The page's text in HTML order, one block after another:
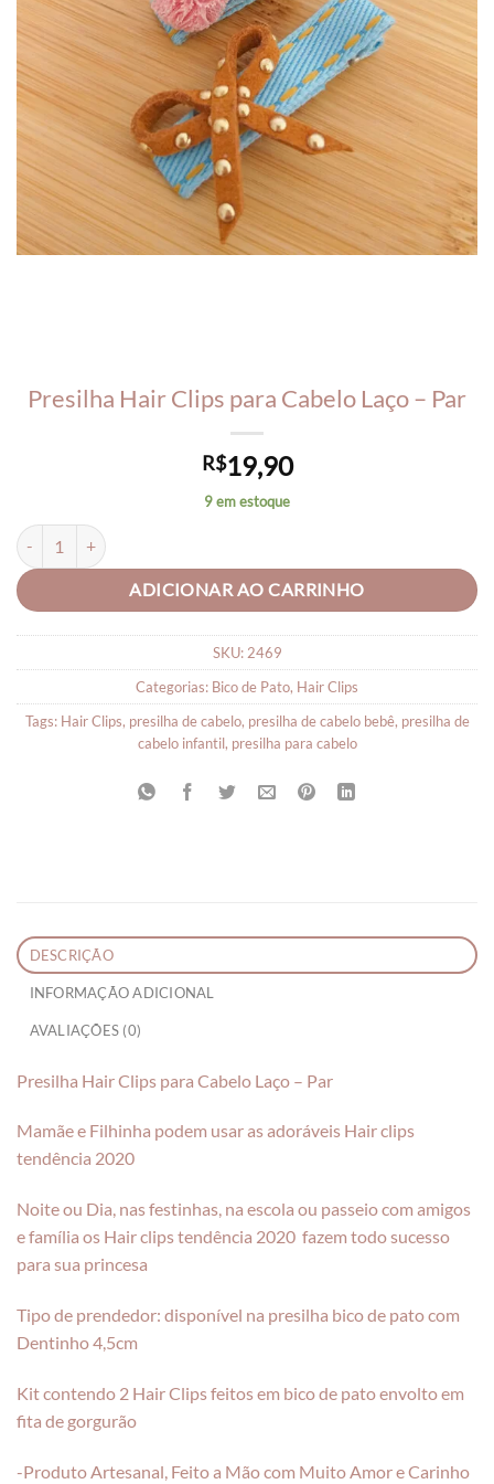
Presilha Hair Clips para Cabelo Laço – Par
R$19,90
9 em estoque
Presilha Hair Clips para Cabelo Laço - Par quantidade
ADICIONAR AO CARRINHO
SKU: 2469
Categorias: Bico de Pato, Hair Clips
Tags: Hair Clips, presilha de cabelo, presilha de cabelo bebê, presilha de
cabelo infantil, presilha para cabelo
DESCRIÇÃO
INFORMAÇÃO ADICIONAL
AVALIAÇÕES (0)
Presilha Hair Clips para Cabelo Laço – Par
Mamãe e Filhinha podem usar as adoráveis Hair clips
tendência 2020
Noite ou Dia, nas festinhas, na escola ou passeio com amigos
e família os Hair clips tendência 2020 fazem todo sucesso
para sua princesa
Tipo de prendedor: disponível na presilha bico de pato com
Dentinho 4,5cm
Kit contendo 2 Hair Clips feitos em bico de pato envolto em
fita de gorgurão
-Produto Artesanal, Feito a Mão com Muito Amor e Carinho